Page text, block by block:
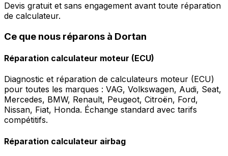
Devis gratuit et sans engagement avant toute réparation
de calculateur.
Ce que nous réparons à Dortan
Réparation calculateur moteur (ECU)
Diagnostic et réparation de calculateurs moteur (ECU)
pour toutes les marques : VAG, Volkswagen, Audi, Seat,
Mercedes, BMW, Renault, Peugeot, Citroën, Ford,
Nissan, Fiat, Honda. Échange standard avec tarifs
compétitifs.
Réparation calculateur airbag